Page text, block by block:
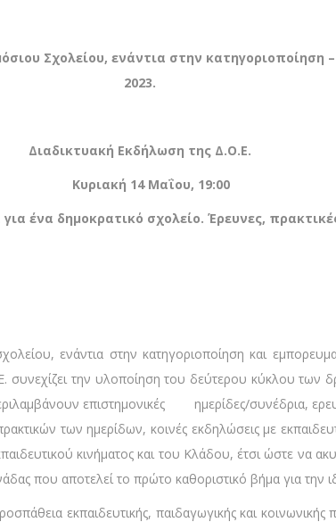
Σχολείου, ενάντια στην κατηγοριοποίηση
2023.
Διαδικτυακή Εκδήλωση της Δ.Ο.Ε.
Κυριακή 14 Μαΐου, 19:00
ένα δημοκρατικό σχολείο. Έρευνες,
ενάντια στην κατηγοριοποίηση και
την υλοποίηση του δεύτερου κύκλου των
επιστημονικές ημερίδες/συνέδρια,
των ημερίδων, κοινές εκδηλώσεις με
κινήματος και του Κλάδου, έτσι ώστε να
που αποτελεί το πρώτο καθοριστικό βήμα για την
εκπαιδευτικής, παιδαγωγικής και κοινωνικής